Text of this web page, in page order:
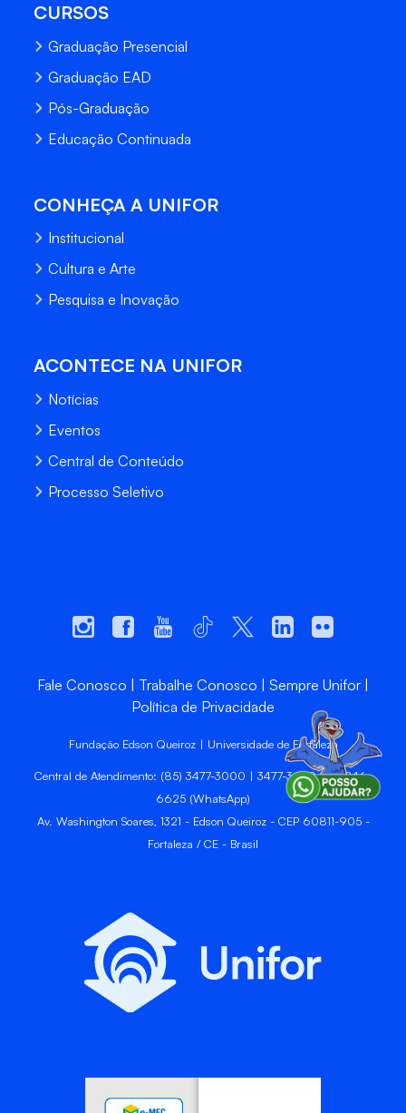
CURSOS
Graduação Presencial
Graduação EAD
Pós-Graduação
Educação Continuada
CONHEÇA A UNIFOR
Institucional
Cultura e Arte
Pesquisa e Inovação
ACONTECE NA UNIFOR
Notícias
Eventos
Central de Conteúdo
Processo Seletivo
Fale Conosco Trabalhe Conosco
Sempre Unifor
Política de Privacidade
Fundação Edson Queiroz | Universidade de Fortaleza
Central de Atendimento: (85) 3477-3000 | 3477-3400 | 99246-
6625 (WhatsApp)
Av. Washington Soares, 1321 - Edson Queiroz - CEP 60811-905 -
Fortaleza / CE - Brasil